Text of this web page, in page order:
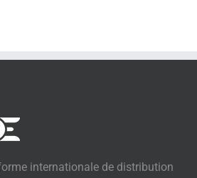
internationale de distribution